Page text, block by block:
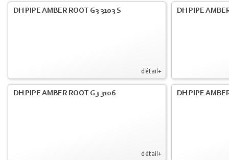
détail+
DH PIPE AMBER ROOT G3 3103 S DH PIPE
détail+
DH PIPE AMBER ROOT G3 3106 DH PIPE